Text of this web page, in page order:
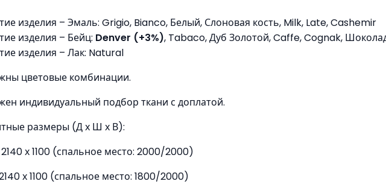
изделия – Эмаль: Grigio, Bianco, Белый, Слоновая кость, Milk, Late, Cashemir
изделия – Бейц: Denver (+3%), Tabaco, Дуб Золотой, Caffe, Cognak,
изделия – Лак: Natural
цветовые комбинации.
индивидуальный подбор ткани с доплатой.
размеры (Д х Ш х В):
х 1100 (спальное место: 2000/2000)
х 1100 (спальное место: 1800/2000)